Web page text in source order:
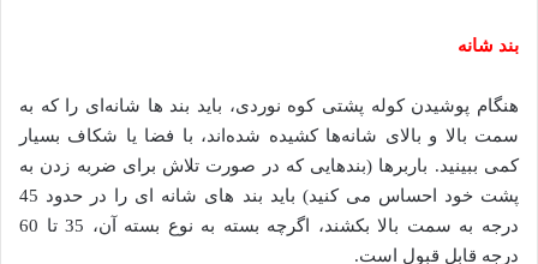
بند شانه
هنگام پوشیدن کوله پشتی کوه نوردی، باید بند ها شانه‌ای را که به
سمت بالا و بالای شانه‌ها کشیده شده‌اند، با فضا یا شکاف بسیار
کمی ببینید. باربرها (بندهایی که در صورت تلاش برای ضربه زدن به
پشت خود احساس می کنید) باید بند های شانه ای را در حدود 45
درجه به سمت بالا بکشند، اگرچه بسته به نوع بسته آن، 35 تا 60
درجه قابل قبول است.